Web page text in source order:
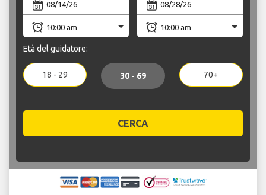
Età del guidatore:
18 - 29 30 - 69 70+
CERCA